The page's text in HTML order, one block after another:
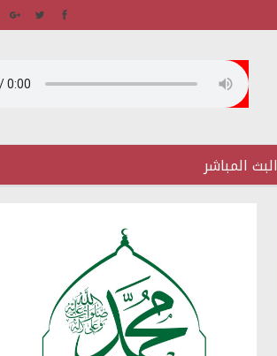
البث المباشر